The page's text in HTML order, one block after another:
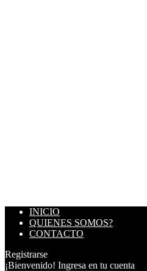
INICIO
QUIENES SOMOS?
CONTACTO
Registrarse
¡Bienvenido! Ingresa en tu cuenta